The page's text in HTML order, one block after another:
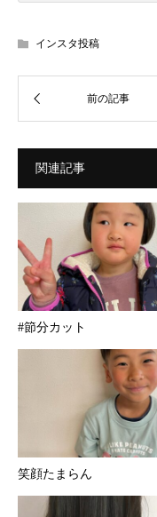
インスタ投稿
関連記事
#節分カット
笑顔たまらん